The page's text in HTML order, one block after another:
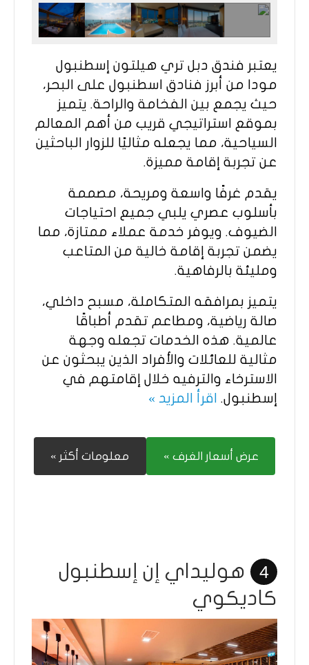
يعتبر فندق دبل تري هيلتون إسطنبول
مودا من أبرز فنادق اسطنبول على البحر،
حيث يجمع بين الفخامة والراحة. يتميز
بموقع استراتيجي قريب من أهم المعالم
السياحية، مما يجعله مثاليًا للزوار الباحثين
عن تجربة إقامة مميزة.
يقدم غرفًا واسعة ومريحة، مصممة
بأسلوب عصري يلبي جميع احتياجات
الضيوف. ويوفر خدمة عملاء ممتازة، مما
يضمن تجربة إقامة خالية من المتاعب
ومليئة بالرفاهية.
يتميز بمرافقه المتكاملة، مسبح داخلي،
صالة رياضية، ومطاعم تقدم أطباقًا
عالمية. هذه الخدمات تجعله وجهة
مثالية للعائلات والأفراد الذين يبحثون عن
الاسترخاء والترفيه خلال إقامتهم في
إسطنبول. اقرأ المزيد »
عرض أسعار الغرف » معلومات أكثر »
4
هوليداي إن إسطنبول
كاديكوي